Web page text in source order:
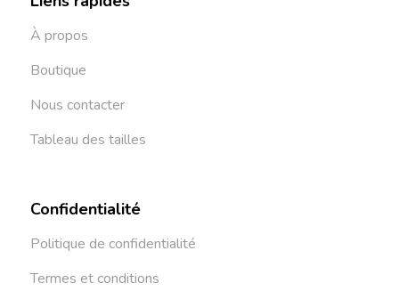
À propos
Boutique
Nous contacter
Tableau des tailles
Confidentialité
Politique de confidentialité
Termes et conditions